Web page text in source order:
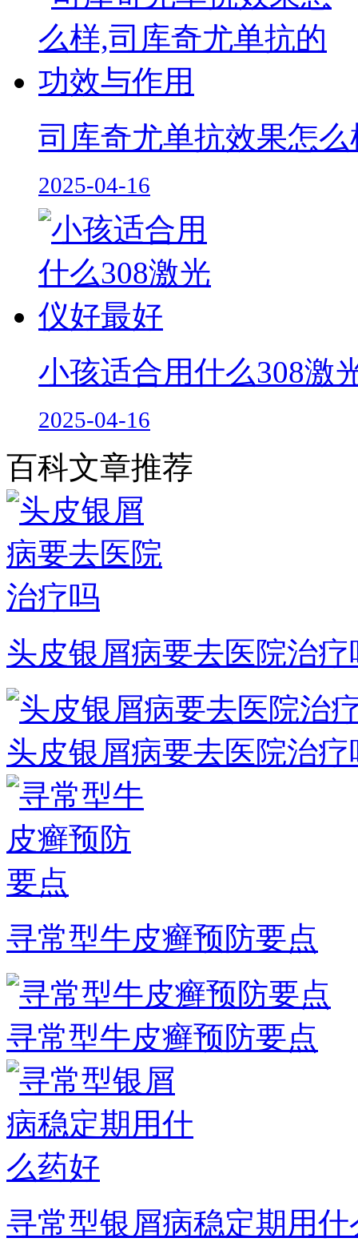
司库奇尤单抗效果怎
2025-04-16
小孩适合用什么308激
2025-04-16
百科文章推荐
头皮银屑病要去医院治疗
头皮银屑病要去医院治疗
寻常型牛皮癣预防要点
寻常型牛皮癣预防要点
寻常型银屑病稳定期用什